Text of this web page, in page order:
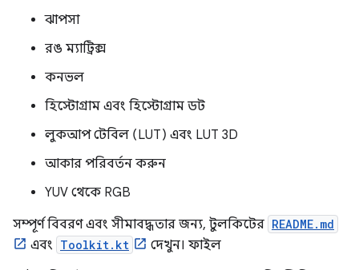
ঝাপসা
রঙ ম্যাট্রিক্স
কনভল
হিস্টোগ্রাম এবং হিস্টোগ্রাম ডট
লুকআপ টেবিল (LUT) এবং LUT 3D
আকার পরিবর্তন করুন
YUV থেকে RGB
সম্পূর্ণ বিবরণ এবং সীমাবদ্ধতার জন্য, টুলকিটের README.md
এবং Toolkit.kt
দেখুন। ফাইল